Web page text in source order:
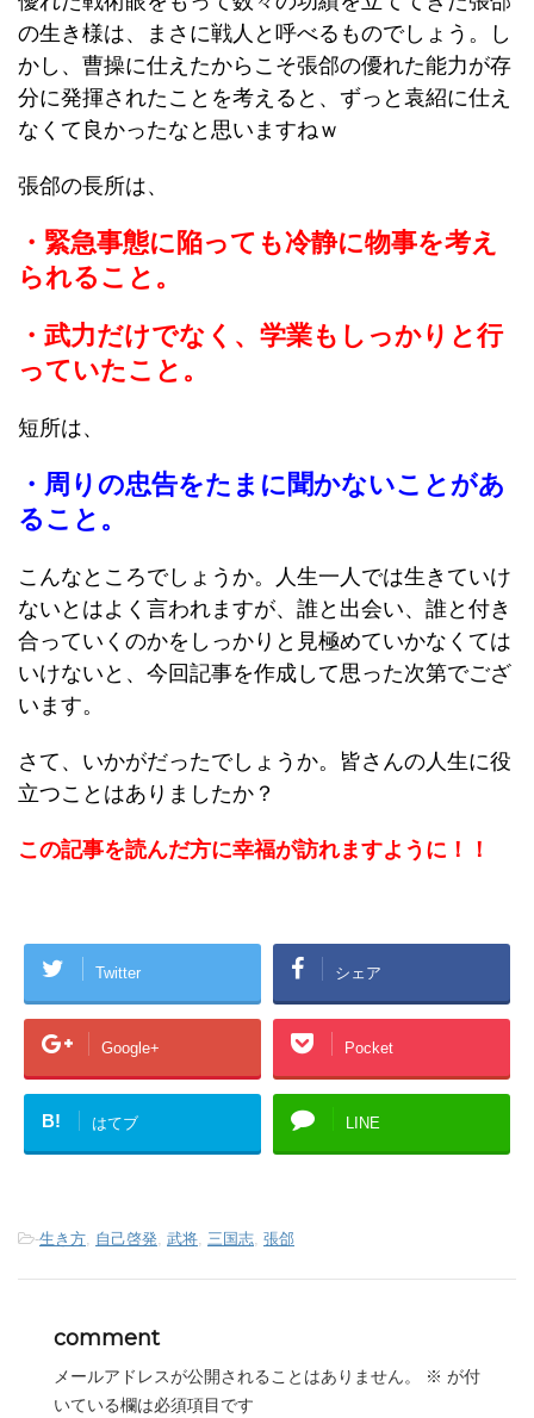
の生き様は、まさに戦人と呼べるものでしょう。し
かし、曹操に仕えたからこそ張郃の優れた能力が存
分に発揮されたことを考えると、ずっと袁紹に仕え
なくて良かったなと思いますねｗ
張郃の長所は、
・緊急事態に陥っても冷静に物事を考え
られること。
・武力だけでなく、学業もしっかりと行
っていたこと。
短所は、
・周りの忠告をたまに聞かないことがあ
ること。
こんなところでしょうか。人生一人では生きていけ
ないとはよく言われますが、誰と出会い、誰と付き
合っていくのかをしっかりと見極めていかなくては
いけないと、今回記事を作成して思った次第でござ
います。
さて、いかがだったでしょうか。皆さんの人生に役
立つことはありましたか？
この記事を読んだ方に幸福が訪れますように！！
Twitter シェア
Google+ Pocket
B! はてブ LINE
-生き方 自己啓発 武将 三国志 張郃
comment
メールアドレスが公開されることはありません。 ※ が付
いている欄は必須項目です